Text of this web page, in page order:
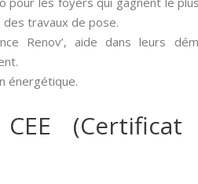
travaux de pose.
Renov’, aide dans leurs
énergétique.
(Certificat